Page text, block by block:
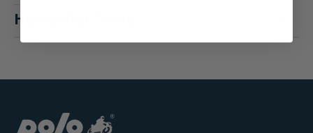
Hersteller "Held"